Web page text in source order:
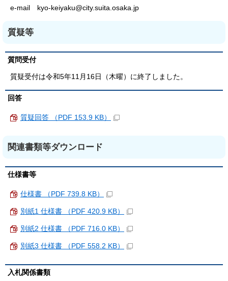
e-mail kyo-keiyaku@city.suita.osaka.jp
質疑等
質問受付
質疑受付は令和5年11月16日（木曜）に終了しました。
回答
質疑回答 （PDF 153.9 KB）
関連書類等ダウンロード
仕様書等
仕様書 （PDF 739.8 KB）
別紙1 仕様書 （PDF 420.9 KB）
別紙2 仕様書 （PDF 716.0 KB）
別紙3 仕様書 （PDF 558.2 KB）
入札関係書類